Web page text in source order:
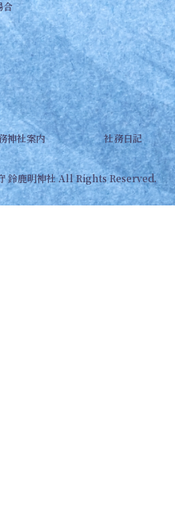
合
神社案内 社務日記
鈴鹿明神社 All Rights Reserved.